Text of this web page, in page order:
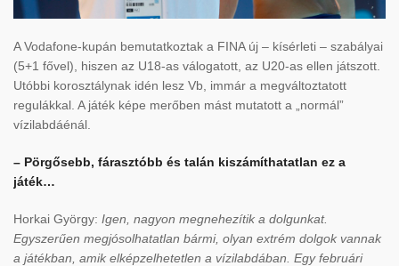
A Vodafone-kupán bemutatkoztak a FINA új – kísérleti – szabályai
(5+1 fővel), hiszen az U18-as válogatott, az U20-as ellen játszott.
Utóbbi korosztálynak idén lesz Vb, immár a megváltoztatott
regulákkal. A játék képe merőben mást mutatott a „normál”
vízilabdáénál.
– Pörgősebb, fárasztóbb és talán kiszámíthatatlan ez a
játék…
Horkai György: Igen, nagyon megnehezítik a dolgunkat.
Egyszerűen megjósolhatatlan bármi, olyan extrém dolgok vannak
a játékban, amik elképzelhetetlen a vízilabdában. Egy februári